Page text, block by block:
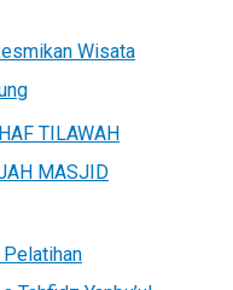
Wisata
TILAWAH
MASJID